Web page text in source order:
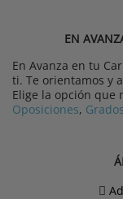
EN
En Avanza en tu
ti. Te orientamos y
Elige la opción que
Oposiciones, Grados